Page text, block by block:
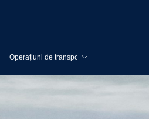
Operațiuni de transport